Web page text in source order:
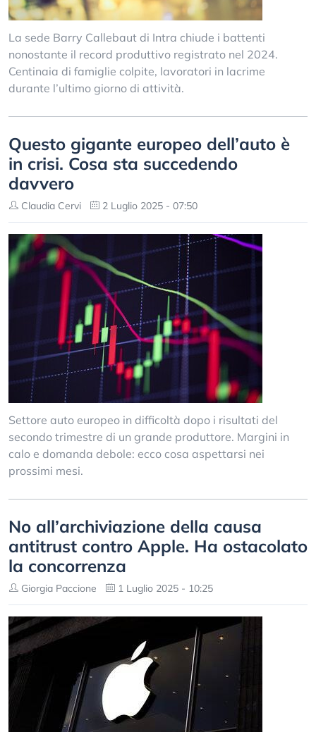
La sede Barry Callebaut di Intra chiude i battenti
nonostante il record produttivo registrato nel 2024.
Centinaia di famiglie colpite, lavoratori in lacrime
durante l’ultimo giorno di attività.
Questo gigante europeo dell’auto è
in crisi. Cosa sta succedendo
davvero
Claudia Cervi 2 Luglio 2025 - 07:50
Settore auto europeo in difficoltà dopo i risultati del
secondo trimestre di un grande produttore. Margini in
calo e domanda debole: ecco cosa aspettarsi nei
prossimi mesi.
No all’archiviazione della causa
antitrust contro Apple. Ha ostacolato
la concorrenza
Giorgia Paccione 1 Luglio 2025 - 10:25